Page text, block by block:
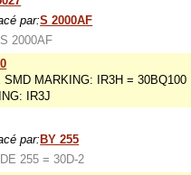
par:S 2000AF
2000AF
SMD MARKING: IR3H = 30BQ100
IR3J
par:BY 255
255 = 30D-2